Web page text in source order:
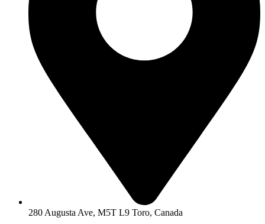
280 Augusta Ave, M5T L9 Toro, Canada